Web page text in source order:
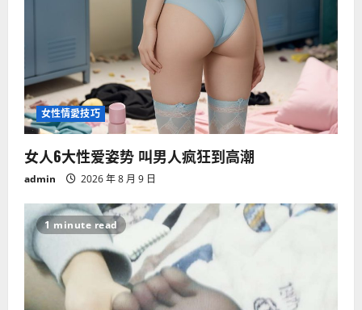
女性情愛技巧
女人6大性爱姿势 叫男人疯狂到高潮
admin 2026 年 8 月 9 日
1 minute read